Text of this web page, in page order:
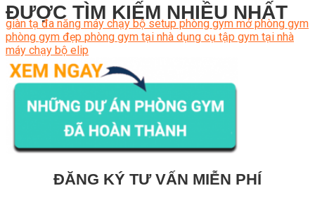
ĐƯỢC TÌM KIẾM NHIỀU NHẤT
giàn tạ đa năng máy chạy bộ setup phòng gym mở phòng gym
phòng gym đẹp phòng gym tại nhà dụng cụ tập gym tại nhà
máy chạy bộ elip
ĐĂNG KÝ TƯ VẤN MIỄN PHÍ